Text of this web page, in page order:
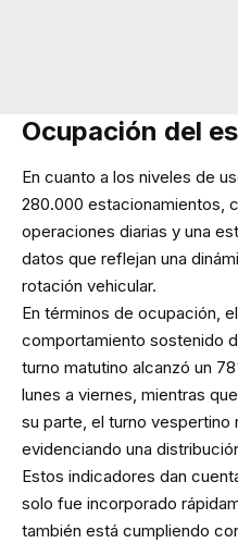
Ocupación del
En cuanto a los niveles de
280.000 estacionamientos,
operaciones diarias y una
datos que reflejan una
rotación vehicular.
En términos de ocupación,
comportamiento sostenido
turno matutino alcanzó un
lunes a viernes, mientras
su parte, el turno
evidenciando una
Estos indicadores dan
solo fue incorporado
también está cumpliendo